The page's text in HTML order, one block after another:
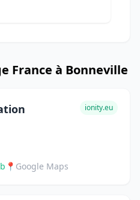
France à Bonneville
ionity.eu
📍 Google Maps